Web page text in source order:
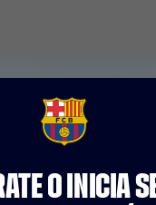
general
FCB Barcelona
O INICIA